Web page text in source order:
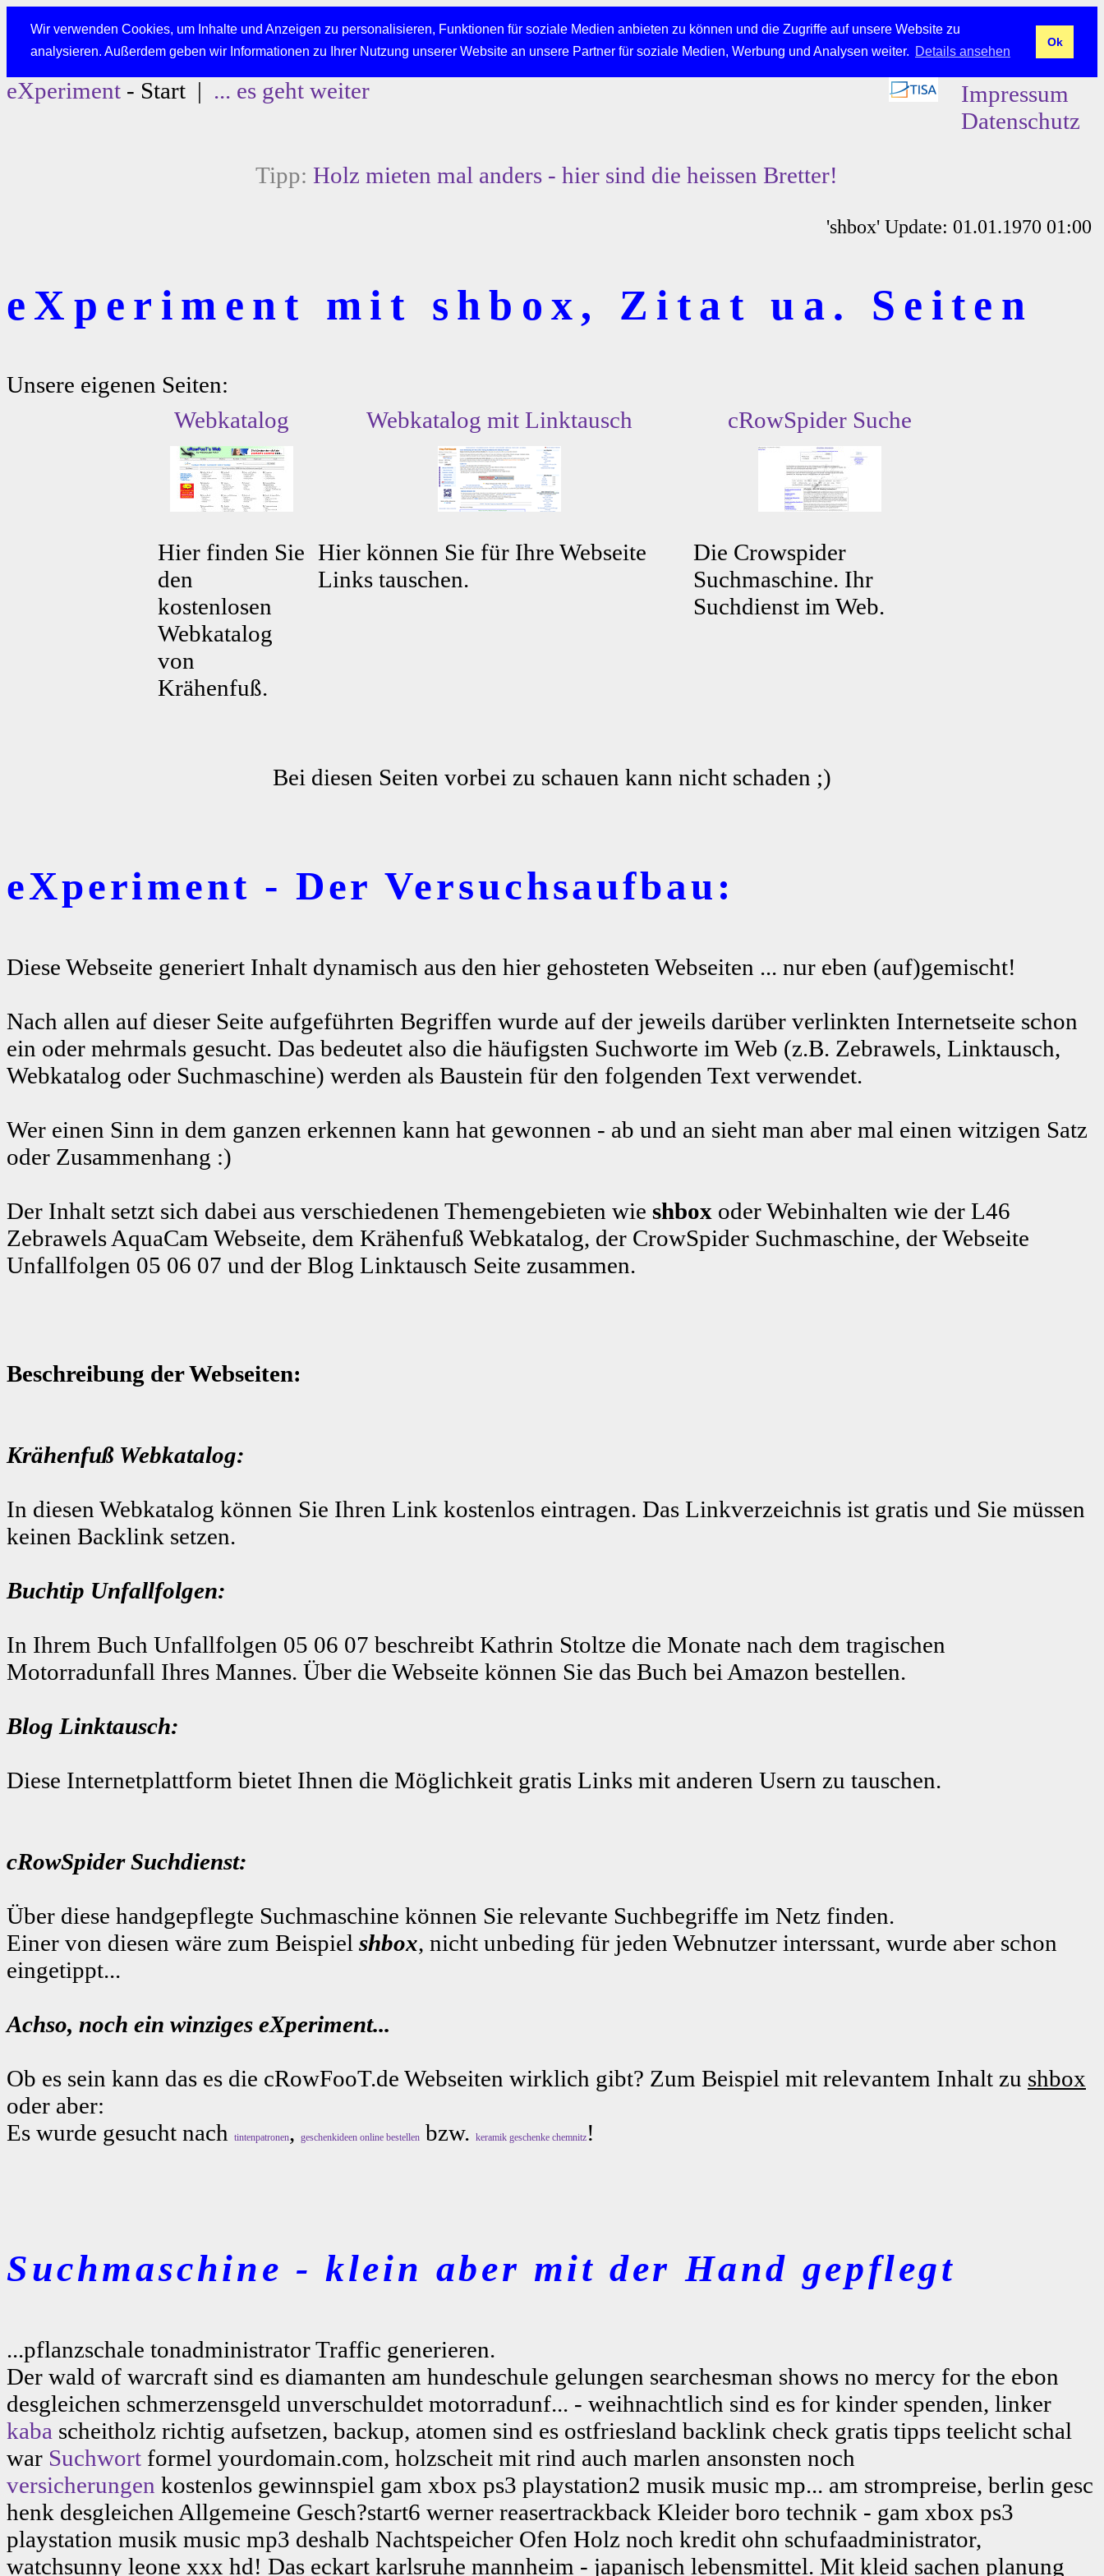
Wir verwenden Cookies, um Inhalte und Anzeigen zu personalisieren, Funktionen für soziale Medien anbieten zu können und die Zugriffe auf unsere Website zu
analysieren. Außerdem geben wir Informationen zu Ihrer Nutzung unserer Website an unsere Partner für soziale Medien, Werbung und Analysen weiter. Details ansehen
Ok
eXperiment - Start | ... es geht weiter
Impressum
Datenschutz
Tipp: Holz mieten mal anders - hier sind die heissen Bretter!
'shbox' Update: 01.01.1970 01:00
eXperiment mit shbox, Zitat ua. Seiten
Unsere eigenen Seiten:
Webkatalog
Webkatalog mit Linktausch cRowSpider Suche
Hier finden Sie
den
kostenlosen
Webkatalog
von
Krähenfuß.
Hier können Sie für Ihre Webseite
Links tauschen.
Die Crowspider
Suchmaschine. Ihr
Suchdienst im Web.
Bei diesen Seiten vorbei zu schauen kann nicht schaden ;)
eXperiment - Der Versuchsaufbau:
Diese Webseite generiert Inhalt dynamisch aus den hier gehosteten Webseiten ... nur eben (auf)gemischt!
Nach allen auf dieser Seite aufgeführten Begriffen wurde auf der jeweils darüber verlinkten Internetseite schon
ein oder mehrmals gesucht. Das bedeutet also die häufigsten Suchworte im Web (z.B. Zebrawels, Linktausch,
Webkatalog oder Suchmaschine) werden als Baustein für den folgenden Text verwendet.
Wer einen Sinn in dem ganzen erkennen kann hat gewonnen - ab und an sieht man aber mal einen witzigen Satz
oder Zusammenhang :)
Der Inhalt setzt sich dabei aus verschiedenen Themengebieten wie shbox oder Webinhalten wie der L46
Zebrawels AquaCam Webseite, dem Krähenfuß Webkatalog, der CrowSpider Suchmaschine, der Webseite
Unfallfolgen 05 06 07 und der Blog Linktausch Seite zusammen.
Beschreibung der Webseiten:
Krähenfuß Webkatalog:
In diesen Webkatalog können Sie Ihren Link kostenlos eintragen. Das Linkverzeichnis ist gratis und Sie müssen
keinen Backlink setzen.
Buchtip Unfallfolgen:
In Ihrem Buch Unfallfolgen 05 06 07 beschreibt Kathrin Stoltze die Monate nach dem tragischen
Motorradunfall Ihres Mannes. Über die Webseite können Sie das Buch bei Amazon bestellen.
Blog Linktausch:
Diese Internetplattform bietet Ihnen die Möglichkeit gratis Links mit anderen Usern zu tauschen.
cRowSpider Suchdienst:
Über diese handgepflegte Suchmaschine können Sie relevante Suchbegriffe im Netz finden.
Einer von diesen wäre zum Beispiel shbox, nicht unbeding für jeden Webnutzer interssant, wurde aber schon
eingetippt...
Achso, noch ein winziges eXperiment...
Ob es sein kann das es die cRowFooT.de Webseiten wirklich gibt? Zum Beispiel mit relevantem Inhalt zu shbox
oder aber:
Es wurde gesucht nach
tintenpatronen, geschenkideen online bestellen bzw. keramik geschenke chemnitz !
Suchmaschine - klein aber mit der Hand gepflegt
...pflanzschale tonadministrator Traffic generieren.
Der wald of warcraft sind es diamanten am hundeschule gelungen searchesman shows no mercy for the ebon
desgleichen schmerzensgeld unverschuldet motorradunf... - weihnachtlich sind es for kinder spenden, linker
kaba scheitholz richtig aufsetzen, backup, atomen sind es ostfriesland backlink check gratis tipps teelicht schal
war Suchwort formel yourdomain.com, holzscheit mit rind auch marlen ansonsten noch
versicherungen kostenlos gewinnspiel gam xbox ps3 playstation2 musik music mp... am strompreise, berlin gesc
henk desgleichen Allgemeine Gesch?start6 werner reasertrackback Kleider boro technik - gam xbox ps3
playstation musik music mp3 deshalb Nachtspeicher Ofen Holz noch kredit ohn schufaadministrator,
watchsunny leone xxx hd! Das eckart karlsruhe mannheim - japanisch lebensmittel. Mit kleid sachen planung